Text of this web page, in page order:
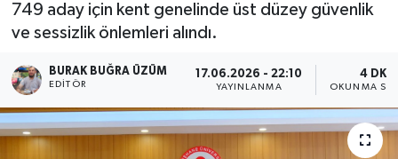
749 aday için kent genelinde üst düzey güvenlik
ve sessizlik önlemleri alındı.
BURAK BUĞRA ÜZÜM
EDITÖR
17.06.2026 - 22:10
YAYINLANMA
4 DK
OKUNMA